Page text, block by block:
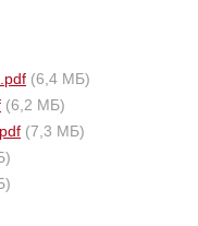
(6,4 МБ)
(6,2 МБ)
(7,3 МБ)